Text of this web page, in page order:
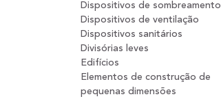
Dispositivos de sombreamento
Dispositivos de ventilação
Dispositivos sanitários
Divisórias leves
Edifícios
Elementos de construção de
pequenas dimensões